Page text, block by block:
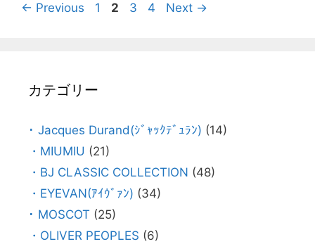
← Previous 1 2 3 4 Next →
カテゴリー
･ Jacques Durand(ｼﾞｬｯｸﾃﾞｭﾗﾝ) (14)
・MIUMIU (21)
・BJ CLASSIC COLLECTION (48)
・EYEVAN(ｱｲｳﾞｧﾝ) (34)
･ MOSCOT (25)
・OLIVER PEOPLES (6)